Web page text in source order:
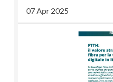
07 Apr 2025